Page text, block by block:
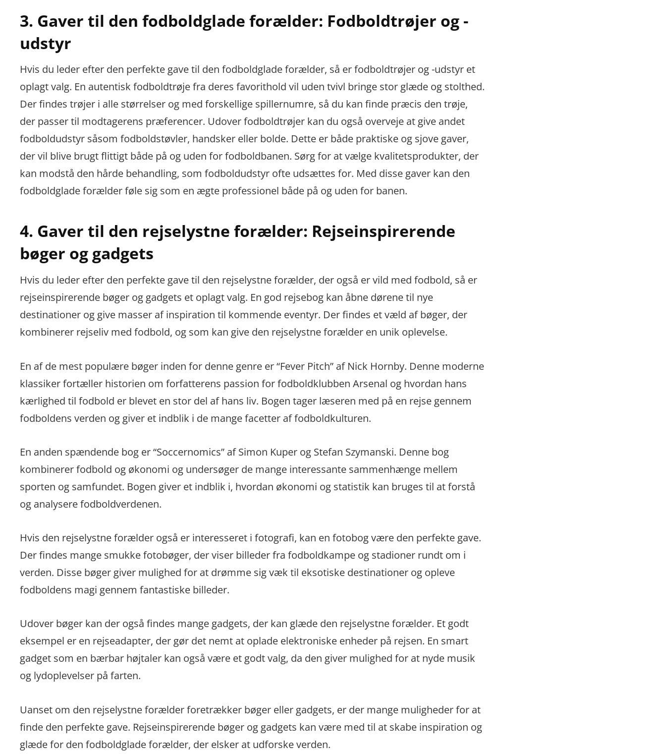
3. Gaver til den fodboldglade forælder: Fodboldtrøjer og -
udstyr
Hvis du leder efter den perfekte gave til den fodboldglade forælder, så er fodboldtrøjer og -udstyr et
oplagt valg. En autentisk fodboldtrøje fra deres favorithold vil uden tvivl bringe stor glæde og stolthed.
Der findes trøjer i alle størrelser og med forskellige spillernumre, så du kan finde præcis den trøje,
der passer til modtagerens præferencer. Udover fodboldtrøjer kan du også overveje at give andet
fodboldudstyr såsom fodboldstøvler, handsker eller bolde. Dette er både praktiske og sjove gaver,
der vil blive brugt flittigt både på og uden for fodboldbanen. Sørg for at vælge kvalitetsprodukter, der
kan modstå den hårde behandling, som fodboldudstyr ofte udsættes for. Med disse gaver kan den
fodboldglade forælder føle sig som en ægte professionel både på og uden for banen.
4. Gaver til den rejselystne forælder: Rejseinspirerende
bøger og gadgets
Hvis du leder efter den perfekte gave til den rejselystne forælder, der også er vild med fodbold, så er
rejseinspirerende bøger og gadgets et oplagt valg. En god rejsebog kan åbne dørene til nye
destinationer og give masser af inspiration til kommende eventyr. Der findes et væld af bøger, der
kombinerer rejseliv med fodbold, og som kan give den rejselystne forælder en unik oplevelse.
En af de mest populære bøger inden for denne genre er “Fever Pitch” af Nick Hornby. Denne moderne
klassiker fortæller historien om forfatterens passion for fodboldklubben Arsenal og hvordan hans
kærlighed til fodbold er blevet en stor del af hans liv. Bogen tager læseren med på en rejse gennem
fodboldens verden og giver et indblik i de mange facetter af fodboldkulturen.
En anden spændende bog er “Soccernomics” af Simon Kuper og Stefan Szymanski. Denne bog
kombinerer fodbold og økonomi og undersøger de mange interessante sammenhænge mellem
sporten og samfundet. Bogen giver et indblik i, hvordan økonomi og statistik kan bruges til at forstå
og analysere fodboldverdenen.
Hvis den rejselystne forælder også er interesseret i fotografi, kan en fotobog være den perfekte gave.
Der findes mange smukke fotobøger, der viser billeder fra fodboldkampe og stadioner rundt om i
verden. Disse bøger giver mulighed for at drømme sig væk til eksotiske destinationer og opleve
fodboldens magi gennem fantastiske billeder.
Udover bøger kan der også findes mange gadgets, der kan glæde den rejselystne forælder. Et godt
eksempel er en rejseadapter, der gør det nemt at oplade elektroniske enheder på rejsen. En smart
gadget som en bærbar højtaler kan også være et godt valg, da den giver mulighed for at nyde musik
og lydoplevelser på farten.
Uanset om den rejselystne forælder foretrækker bøger eller gadgets, er der mange muligheder for at
finde den perfekte gave. Rejseinspirerende bøger og gadgets kan være med til at skabe inspiration og
glæde for den fodboldglade forælder, der elsker at udforske verden.